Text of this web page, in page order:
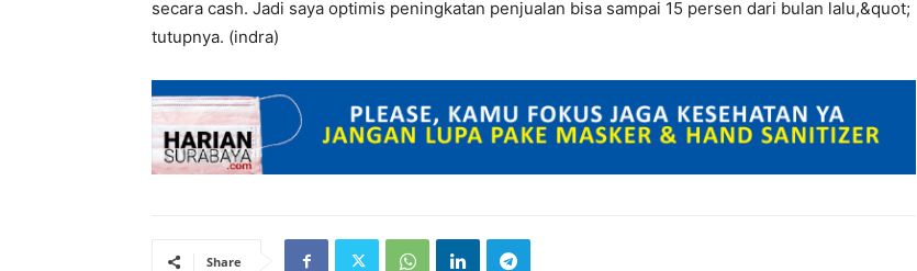
secara cash. Jadi saya optimis peningkatan penjualan bisa sampai 15 persen dari bulan lalu,&quot;
tutupnya. (indra)
Share